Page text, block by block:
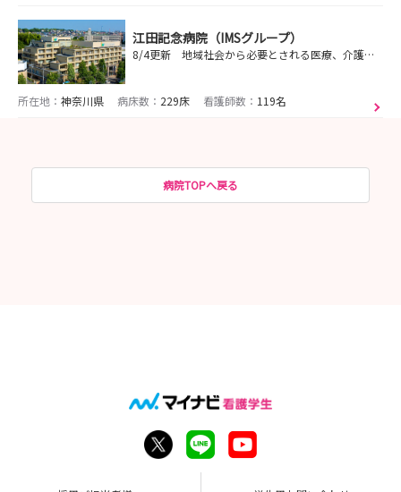
江田記念病院（IMSグループ）
8/4更新 地域社会から必要とされる医療、介護サービスを適切かつ迅速に提供し、健康の回復を支援する
所在地： 神奈川県 病床数： 229床 看護師数： 119名
病院TOPへ戻る